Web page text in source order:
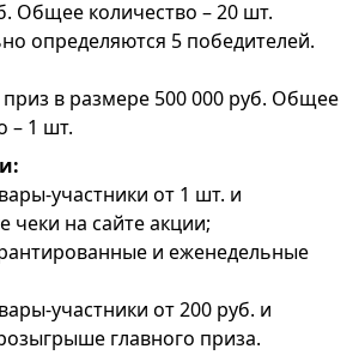
Общее количество – 20 шт.
определяются 5 победителей.
в размере 500 000 руб. Общее
– 1 шт.
участники от 1 шт. и
чеки на сайте акции;
и еженедельные
участники от 200 руб. и
главного приза.